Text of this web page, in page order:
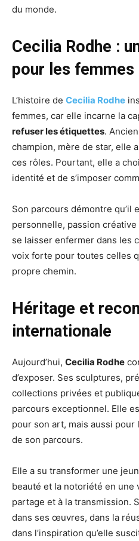
du monde.
Cecilia Rodhe :
pour les femmes
L’histoire de Cecilia Rodhe
femmes, car elle incarne la
refuser les étiquettes.
champion, mère de star, elle
ces rôles. Pourtant, elle a
identité et de s’imposer
Son parcours démontre qu’il
personnelle, passion
se laisser enfermer dans les
voix forte pour toutes celles
propre chemin.
Héritage et
internationale
Aujourd’hui, Cecilia Rodhe
d’exposer. Ses sculptures,
collections privées et
parcours exceptionnel. Elle
pour son art, mais aussi
de son parcours.
Elle a su transformer une
beauté et la notoriété en une
partage et à la transmission.
dans ses œuvres, dans la
dans l’inspiration qu’elle